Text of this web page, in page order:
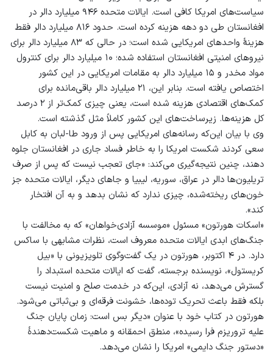
سیاست‌های امریکا کافی است. ایالات متحده ۹۴۶ میلیارد دالر در
افغانستان طی دو دهه هزینه کرده است. حدود ۸۱۶ میلیارد دالر فقط
هزینۀ واحد‌های امریکایی شده است؛ در حالی که ۸۳ میلیارد دالر برای
نیروهای امنیتی افغانستان استفاده شده؛ ۱۰ میلیارد دالر برای کنترول
مواد مخدر و ۱۵ میلیارد دالر به مقامات امریکایی در این کشور
اختصاص یافته است. بنابر این، ۲۱ میلیارد دالر باقی‌مانده برای
کمک‌های اقتصادی هزینه شده است، یعنی چیزی کمک‌تر از ۲ درصد
کل هزینه‌ها. زیرساخت‌های این کشور کاملاً مثل گذشته است.
وی با بیان این‌که رسانه‌های امریکایی پس از ورود طا-لبان به کابل
سعی کردند شکست امریکا را به خاطر فساد جاری در افغانستان جلوه
دهند، چنین نتیجه‌گیری می‌کند: «جای تعجب نیست که پس از صرف
تریلیون‌ها دالر در عراق، سوریه، لیبیا و جاهای دیگر، ایالات متحده جز
خون‌های ریخته‌شده، چیزی ندارد که نشان بدهد و به آن افتخار
کند».
«اسکات هورتون» مسئول «موسسه آزادی‌خواهان» که به مخالفت با
جنگ‌های ابدی ایالات متحده معروف است، نظرات مشابهی با ساکس
دارد. در ۴ اکتوبر، هورتون در یک گفت‌وگوی تلویزیونی با «بیل
کریستول»، نویسنده برجسته، گفت که ایالات متحده استبداد را
گسترش می‌دهد، نه آزادی، این‌‌که در خدمت صلح و امنیت نیست
بلکه فقط باعث تحریک توده‌ها، خشونت فرقه‌ای و بی‌ثباتی می‌شود.
هورتون در کتاب خود با عنوان «دیگر بس است: زمان پایان جنگ
علیه تروریزم فرا رسیده»، منطق احمقانه و ماهیت شکست‌دهندۀ
«دستور جنگ دایمی» امریکا را نشان می‌دهد.